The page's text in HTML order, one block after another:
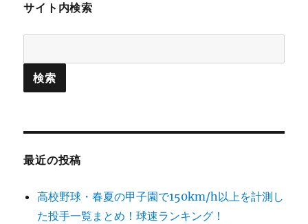
サイト内検索
最近の投稿
高校野球・春夏の甲子園で150km/h以上を計測し
た投手一覧まとめ！球速ランキング！